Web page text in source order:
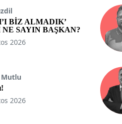
BİZ ALMADIK’
NE SAYIN BAŞKAN?
2026
2026